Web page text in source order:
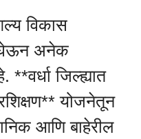
विकास
घेऊन अनेक
जिल्ह्यात
योजनेतून
आणि बाहेरील